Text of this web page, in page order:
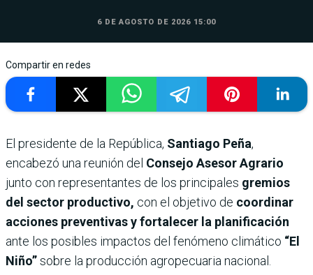
6 DE AGOSTO DE 2026 15:00
Compartir en redes
El presidente de la República, Santiago Peña,
encabezó una reunión del Consejo Asesor Agrario
junto con representantes de los principales gremios
del sector productivo, con el objetivo de coordinar
acciones preventivas y fortalecer la planificación
ante los posibles impactos del fenómeno climático “El
Niño”sobre la producción agropecuaria nacional.